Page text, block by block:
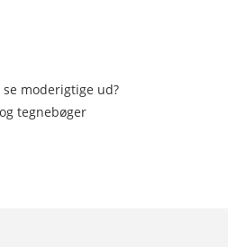
moderigtige ud?
tegnebøger